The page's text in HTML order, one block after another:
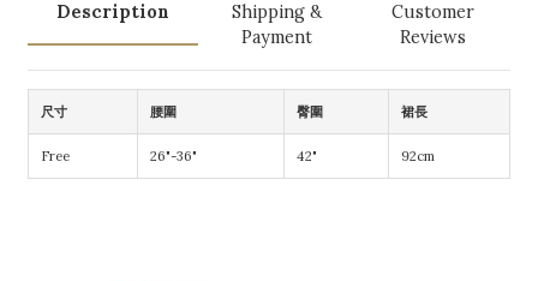
Description
Shipping &
Payment
Customer
Reviews
尺寸 腰圍 臀圍 裙長
Free 26"-36" 42" 92cm